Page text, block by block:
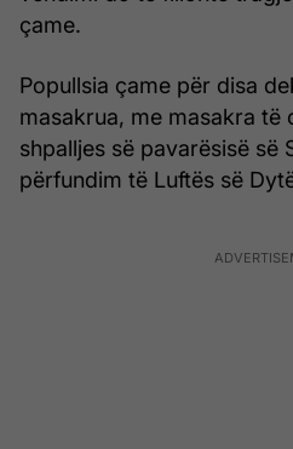
çame.
Popullsia çame për disa
masakrua, me masakra të
shpalljes së pavarësisë së
përfundim të Luftës së